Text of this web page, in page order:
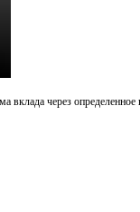
через определенное